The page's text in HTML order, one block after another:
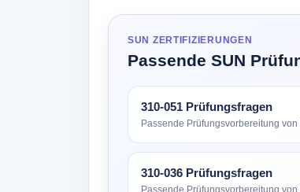
SUN ZERTIFIZIERUNGEN
Passende SUN
310-051 Prüfungsfragen
Passende Prüfungsvorbereitung von
310-036 Prüfungsfragen
Passende Prüfungsvorbereitung von